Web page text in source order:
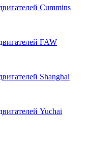
Cummins
FAW
Shanghai
Yuchai